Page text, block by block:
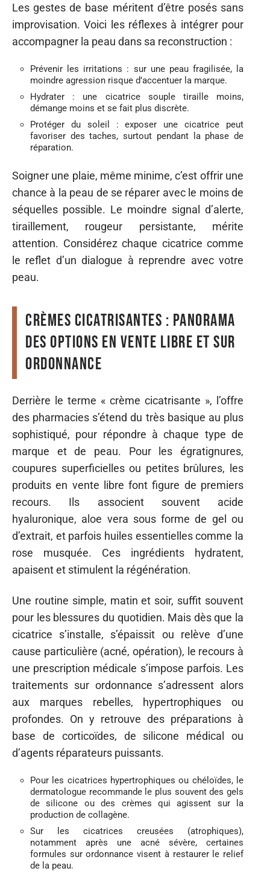
Les gestes de base méritent d’être posés sans
improvisation. Voici les réflexes à intégrer pour
accompagner la peau dans sa reconstruction :
Prévenir les irritations : sur une peau fragilisée, la
moindre agression risque d’accentuer la marque.
Hydrater : une cicatrice souple tiraille moins,
démange moins et se fait plus discrète.
Protéger du soleil : exposer une cicatrice peut
favoriser des taches, surtout pendant la phase de
réparation.
Soigner une plaie, même minime, c’est offrir une
chance à la peau de se réparer avec le moins de
séquelles possible. Le moindre signal d’alerte,
tiraillement, rougeur persistante, mérite
attention. Considérez chaque cicatrice comme
le reflet d’un dialogue à reprendre avec votre
peau.
Crèmes cicatrisantes : panorama
des options en vente libre et sur
ordonnance
Derrière le terme « crème cicatrisante », l’offre
des pharmacies s’étend du très basique au plus
sophistiqué, pour répondre à chaque type de
marque et de peau. Pour les égratignures,
coupures superficielles ou petites brûlures, les
produits en vente libre font figure de premiers
recours. Ils associent souvent acide
hyaluronique, aloe vera sous forme de gel ou
d’extrait, et parfois huiles essentielles comme la
rose musquée. Ces ingrédients hydratent,
apaisent et stimulent la régénération.
Une routine simple, matin et soir, suffit souvent
pour les blessures du quotidien. Mais dès que la
cicatrice s’installe, s’épaissit ou relève d’une
cause particulière (acné, opération), le recours à
une prescription médicale s’impose parfois. Les
traitements sur ordonnance s’adressent alors
aux marques rebelles, hypertrophiques ou
profondes. On y retrouve des préparations à
base de corticoïdes, de silicone médical ou
d’agents réparateurs puissants.
Pour les cicatrices hypertrophiques ou chéloïdes, le
dermatologue recommande le plus souvent des gels
de silicone ou des crèmes qui agissent sur la
production de collagène.
Sur les cicatrices creusées (atrophiques),
notamment après une acné sévère, certaines
formules sur ordonnance visent à restaurer le relief
de la peau.